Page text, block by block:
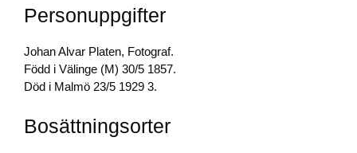
b
o
o
k
Personuppgifter
Johan Alvar Platen, Fotograf.
Född i Välinge (M) 30/5 1857.
Död i Malmö 23/5 1929 3.
Bosättningsorter